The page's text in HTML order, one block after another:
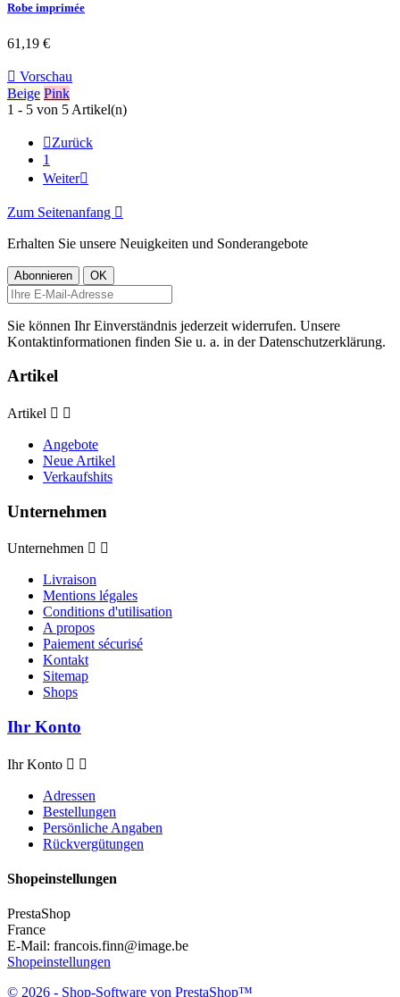
Robe imprimée
61,19 €
 Vorschau
Beige Pink
1 - 5 von 5 Artikel(n)
Zurück
1
Weiter
Zum Seitenanfang 
Erhalten Sie unsere Neuigkeiten und Sonderangebote
Sie können Ihr Einverständnis jederzeit widerrufen. Unsere
Kontaktinformationen finden Sie u. a. in der Datenschutzerklärung.
Artikel
Artikel  
Angebote
Neue Artikel
Verkaufshits
Unternehmen
Unternehmen  
Livraison
Mentions légales
Conditions d'utilisation
A propos
Paiement sécurisé
Kontakt
Sitemap
Shops
Ihr Konto
Ihr Konto  
Adressen
Bestellungen
Persönliche Angaben
Rückvergütungen
Shopeinstellungen
PrestaShop
France
E-Mail: francois.finn@image.be
Shopeinstellungen
© 2026 - Shop-Software von PrestaShop™